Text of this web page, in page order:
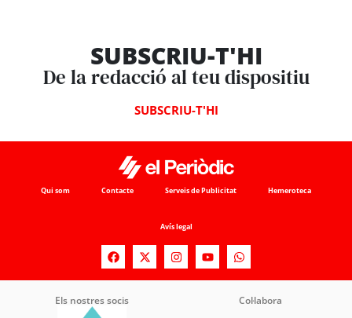
SUBSCRIU-T'HI
De la redacció al teu dispositiu
SUBSCRIU-T'HI
Qui som Contacte Serveis de Publicitat Hemeroteca
Avís legal
Els nostres socis Col·labora